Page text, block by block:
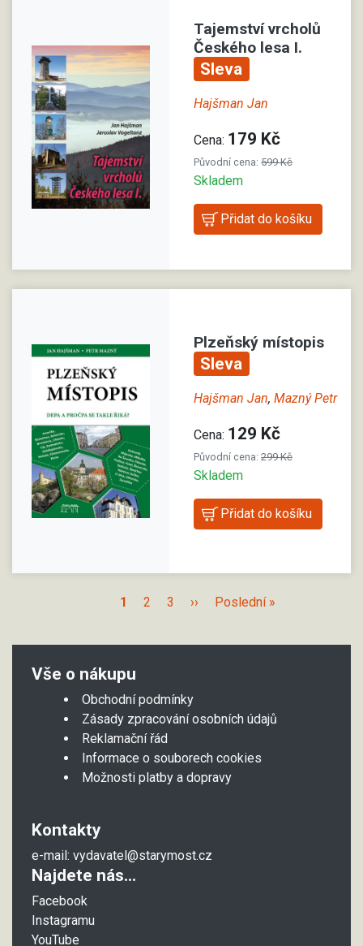
Tajemství vrcholů
Českého lesa I.
Sleva
Hajšman Jan
Cena: 179 Kč
Původní cena: 599 Kč
Skladem
Plzeňský místopis
Sleva
Hajšman Jan, Mazný Petr
Cena: 129 Kč
Původní cena: 299 Kč
Skladem
1 2 3 ›› Poslední »
Vše o nákupu
Obchodní podmínky
Zásady zpracování osobních údajů
Reklamační řád
Informace o souborech cookies
Možnosti platby a dopravy
Kontakty
e-mail: vydavatel@starymost.cz
Najdete nás...
Facebook
Instagramu
YouTube